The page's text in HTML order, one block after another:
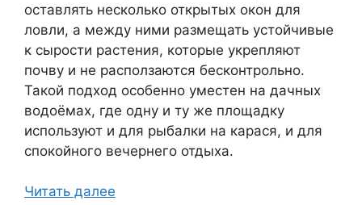
оставлять несколько открытых окон для
ловли, а между ними размещать устойчивые
к сырости растения, которые укрепляют
почву и не расползаются бесконтрольно.
Такой подход особенно уместен на дачных
водоёмах, где одну и ту же площадку
используют и для рыбалки на карася, и для
спокойного вечернего отдыха.
Читать далее